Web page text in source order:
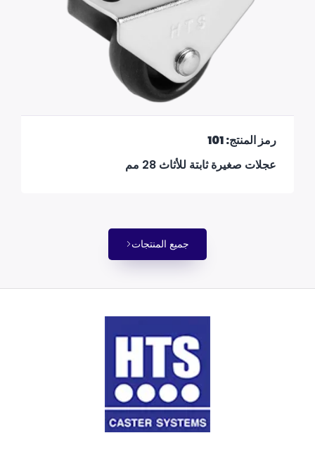
رمز المنتج: 101
عجلات صغيرة ثابتة للأثاث 28 مم
جميع المنتجات